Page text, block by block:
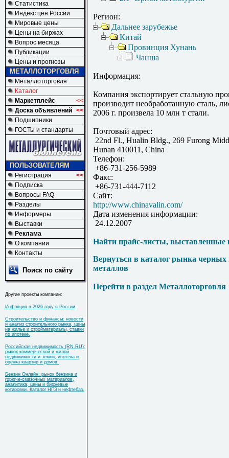
Статистика
Индекс цен России
Мировые цены
Цены на биржах
Вопрос месяца
Публикации
Цены и прогнозы
МЕТАЛЛОТОРГОВЛЯ
Металлоторговля
Каталог
Маркетплейс
<<
Доска объявлений <<
Подшипники
ГОСТы и стандарты
ПОЛЬЗОВАТЕЛЯМ
Регистрация
<<
Подписка
Вопросы FAQ
Разделы
Информеры
Выставки
Реклама
О компании
Контакты
Поиск по сайту
Другие проекты компании:
Инфляция в 2026 году в России
Строительство и финансы: новости
и анализ строительного рынка, цены
на жилье и стройматериалы, ставки
по ипотеке.
Российская недвижимость (RN.RU):
рынок коммерческой и жилой
недвижимости и земли, ипотека и
оценка квартир и домов.
Бензин Онлайн: рынок бензина и
горюче-смазочных материалов,
аналитика, цены и биржевые
котировки. Каталог НПЗ и нефтебаз.
Регион:
Дальнее зарубежье
Китай
Провинция Хунань
Чанша
Информация:
Компания экспортирует стальную
производит необработанную сталь,
2006 г. произвела 10 млн т стали.
Почтовый адрес:
22nd Fl., Hualin Bldg., 269 Furong
Hunan 410011, China
Телефон:
+86-731-256-5989
Факс:
+86-731-444-7112
Сайт:
http://www.chinavalin.com/
Дата изменения информации:
24.12.2007
Найти прайс-листы, выставленные
Вернуться в каталог рынка
металлов
Перейти в раздел Металлоторговля